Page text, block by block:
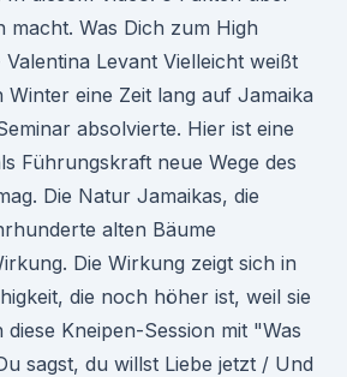
macht. Was Dich zum High
Levant Vielleicht weißt
Winter eine Zeit lang auf Jamaika
absolvierte. Hier ist eine
Führungskraft neue Wege des
Die Natur Jamaikas, die
alten Bäume
Die Wirkung zeigt sich in
die noch höher ist, weil sie
Kneipen-Session mit "Was
sagst, du willst Liebe jetzt / Und